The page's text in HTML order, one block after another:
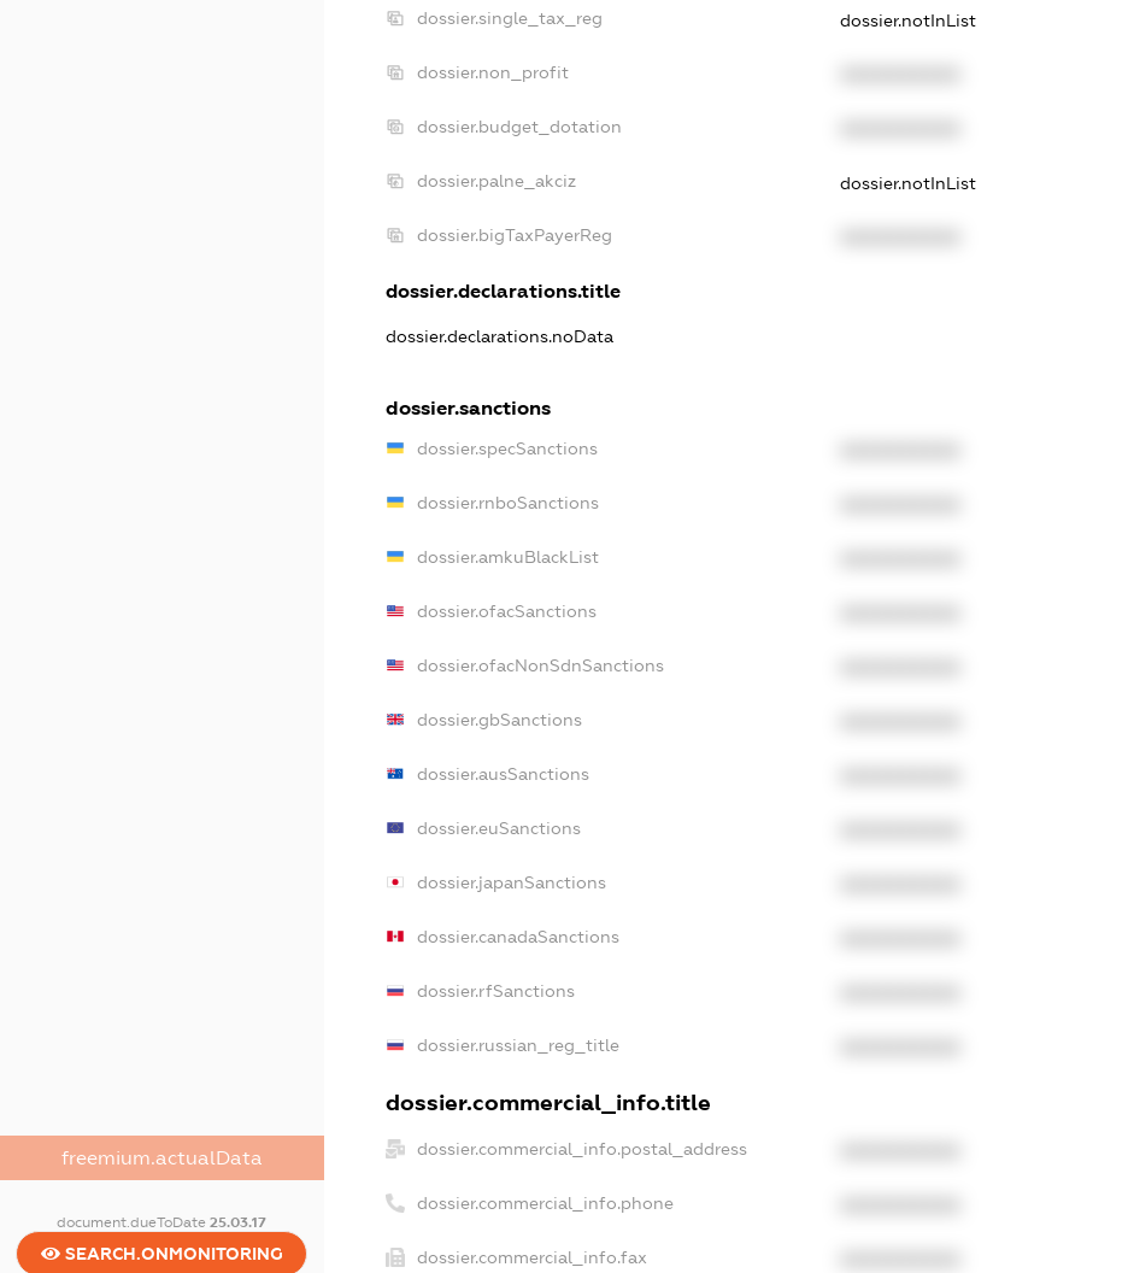
freemium.actualData
document.dueToDate25.03.17
SEARCH.ONMONITORING
dossier.single_tax_reg dossier.notInList
dossier.non_profit
dossier.budget_dotation
dossier.palne_akciz dossier.notInList
dossier.bigTaxPayerReg
dossier.declarations.title
dossier.declarations.noData
dossier.sanctions
dossier.specSanctions
dossier.rnboSanctions
dossier.amkuBlackList
dossier.ofacSanctions
dossier.ofacNonSdnSanctions
dossier.gbSanctions
dossier.ausSanctions
dossier.euSanctions
dossier.japanSanctions
dossier.canadaSanctions
dossier.rfSanctions
dossier.russian_reg_title
dossier.commercial_info.title
dossier.commercial_info.postal_address
dossier.commercial_info.phone
dossier.commercial_info.fax